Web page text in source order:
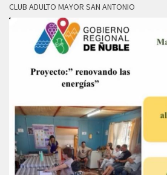
CLUB ADULTO MAYOR SAN ANTONIO